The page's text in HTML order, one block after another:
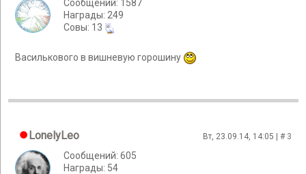
Сообщений: 1587
Награды: 249
Cовы: 13
Василькового в вишневую горошину
LonelyLeo Вт, 23.09.14, 14:05 | # 3
Сообщений: 605
Награды: 54